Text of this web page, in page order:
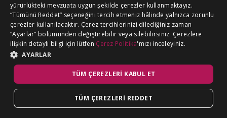
kullanılması durumunda dahi marka hakkına tecavüz
teşkil edeceği, davalı şirketin davacıya ait markayı,
davacı şirketlerin markalarıyla aynı alanda ticaret unvanı
olarak kullanmasının, davacıların marka hakkına tecavüz
ve haksız rekabet oluşturduğu gerekçesiyle ilk derece
mahkemesi kararının kaldırılmasına hükmetmiştir.
İlgili Bölge Adliye Mahkemesi dairesi kararının davalı
tarafından temyiz edilmesi üzerine Yargıtay 11. Hukuk
Dairesi tarafından verilen kararda, SMK’nin 7.
yürürlükteki mevzuata uygun şekilde çerezler kullanmaktayız.
“Tümünü Reddet” seçeneğini tercih etmeniz hâlinde yalnızca zorunlu
çerezler kullanılacaktır. Çerez tercihlerinizi dilediğiniz zaman
“Ayarlar” bölümünden değiştirebilir veya silebilirsiniz. Çerezlere
ilişkin detaylı bilgi için lütfen Çerez Politika'mızı inceleyiniz.
AYARLAR
TÜM ÇEREZLERI KABUL ET
TÜM ÇEREZLERI REDDET